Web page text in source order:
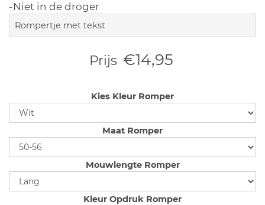
-Niet in de droger
Rompertje met tekst
Prijs €14,95
Kies Kleur Romper
Maat Romper
Mouwlengte Romper
Kleur Opdruk Romper